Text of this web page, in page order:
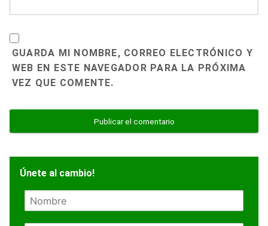
GUARDA MI NOMBRE, CORREO ELECTRÓNICO Y
WEB EN ESTE NAVEGADOR PARA LA PRÓXIMA
VEZ QUE COMENTE.
Únete al cambio!
N
m